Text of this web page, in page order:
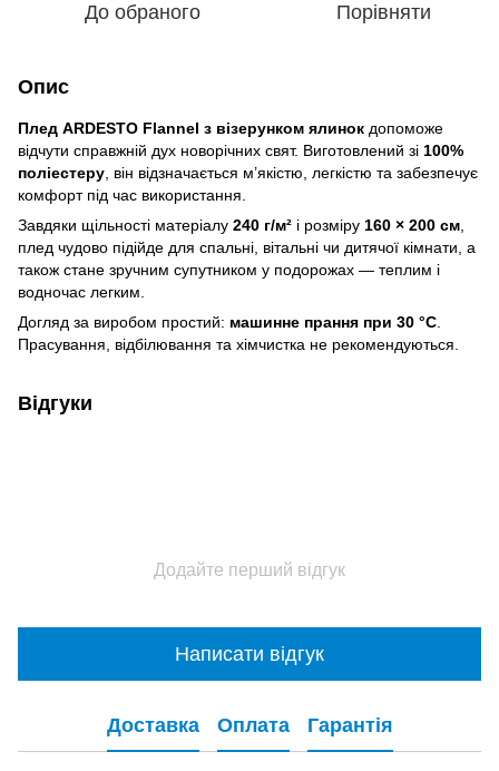
До обраного Порівняти
Опис
Плед ARDESTO Flannel з візерунком ялинок допоможе
відчути справжній дух новорічних свят. Виготовлений зі 100%
поліестеру , він відзначається м’якістю, легкістю та забезпечує
комфорт під час використання.
Завдяки щільності матеріалу 240 г/м² і розміру 160 × 200 см
плед чудово підійде для спальні, вітальні чи дитячої кімнати, а
також стане зручним супутником у подорожах — теплим і
водночас легким.
Догляд за виробом простий: машинне прання при 30 °C
Прасування, відбілювання та хімчистка не рекомендуються.
Відгуки
Додайте перший відгук
Написати відгук
Доставка Оплата Гарантія